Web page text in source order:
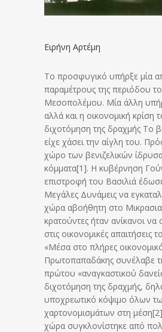
Ειρήνη Αρτέμη
Το προσφυγικό υπήρξε μία
παραμέτρους της περιόδου
Μεσοπολέμου. Μία άλλη
αλλά και η οικονομική κρίση
διχοτόμηση της δραχμής Το
είχε χάσει την αίγλη του.
χώρο των βενιζελικών
κόμματα[1]. Η κυβέρνηση
επιστροφή του Βασιλιά
Μεγάλες Δυνάμεις να
χώρα αβοήθητη στο
κρατούντες ήταν ανίκανοι
στις οικονομικές απαιτήσεις
«Mέσα στο πλήρες
Πρωτοπαπαδάκης συνέλαβε
πρώτου «αναγκαστικού
διχοτόμηση της δραχμής,
υποχρεωτικό κόψιμο όλων
χαρτονομισμάτων στη
χώρα συγκλονίστηκε από